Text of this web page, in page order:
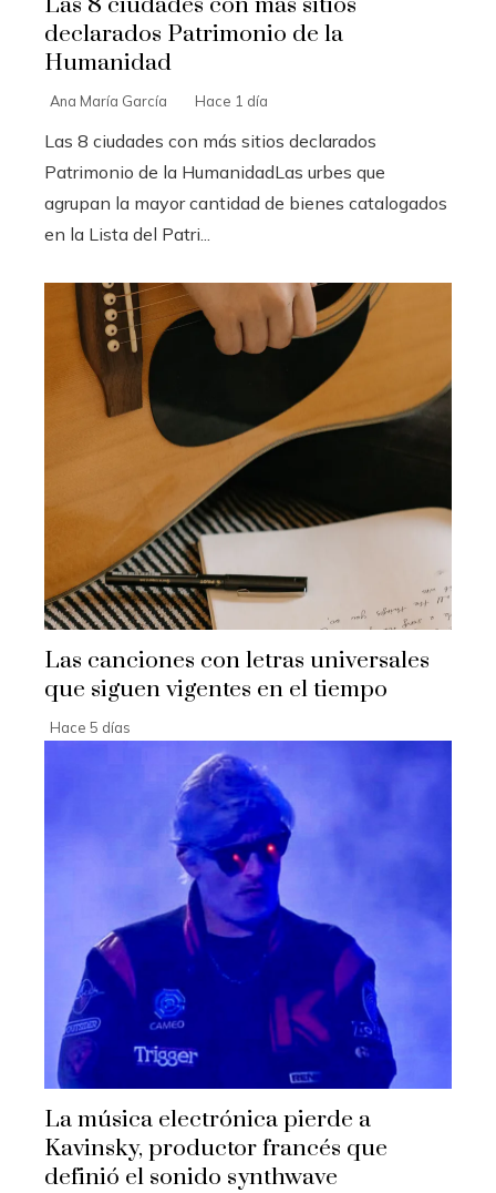
declarados Patrimonio de la
Humanidad
Ana María García Hace 1 día
Las 8 ciudades con más sitios declarados
Patrimonio de la HumanidadLas urbes que
agrupan la mayor cantidad de bienes catalogados
en la Lista del Patri...
Las canciones con letras universales
que siguen vigentes en el tiempo
Hace 5 días
La música electrónica pierde a
Kavinsky, productor francés que
definió el sonido synthwave